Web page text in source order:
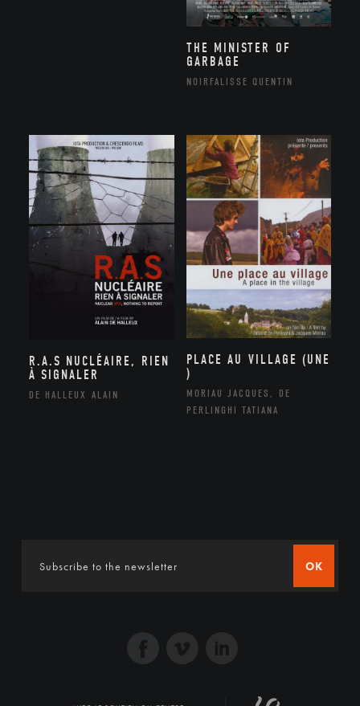
THE MINISTER OF
GARBAGE
NOIRFALISSE QUENTIN
R.A.S NUCLÉAIRE, RIEN
À SIGNALER
DE HALLEUX ALAIN
PLACE AU VILLAGE (UNE
)
MORIAU JACQUES, DE
PERLINGHI TATIANA
OK